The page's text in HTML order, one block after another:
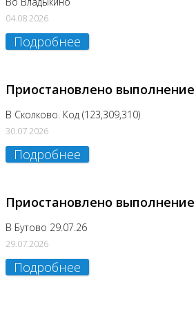
04.08.2026
Подробнее
Приостановлено
В Сколково. Код (123,309,310)
30.07.2026
Подробнее
Приостановлено
В Бутово 29.07.26
29.07.2026
Подробнее